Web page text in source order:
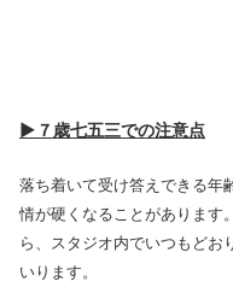
▶７歳七五三での注意点
落ち着いて受け答えできる年
情が硬くなることがあります
ら、スタジオ内でいつもどお
いります。